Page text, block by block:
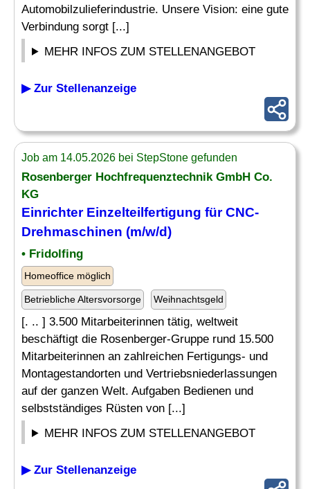
Automobilzulieferindustrie. Unsere Vision: eine gute
Verbindung sorgt [...]
MEHR INFOS ZUM STELLENANGEBOT
▶ Zur Stellenanzeige
Job am 14.05.2026 bei StepStone gefunden
Rosenberger Hochfrequenztechnik GmbH Co.
KG
Einrichter Einzelteilfertigung für CNC-
Drehmaschinen (m/w/d)
• Fridolfing
Homeoffice möglich
Betriebliche Altersvorsorge Weihnachtsgeld
[. .. ] 3.500 Mitarbeiterinnen tätig, weltweit
beschäftigt die Rosenberger-Gruppe rund 15.500
Mitarbeiterinnen an zahlreichen Fertigungs- und
Montagestandorten und Vertriebsniederlassungen
auf der ganzen Welt. Aufgaben Bedienen und
selbstständiges Rüsten von [...]
MEHR INFOS ZUM STELLENANGEBOT
▶ Zur Stellenanzeige